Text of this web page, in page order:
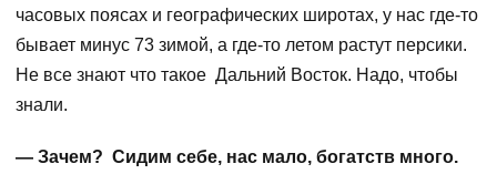
часовых поясах и географических широтах, у нас где-то
бывает минус 73 зимой, а где-то летом растут персики.
Не все знают что такое Дальний Восток. Надо, чтобы
знали.
— Зачем? Сидим себе, нас мало, богатств много.